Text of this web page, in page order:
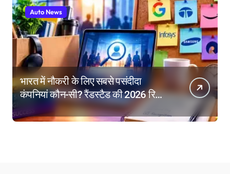
Auto News
भारत में नौकरी के लिए सबसे पसंदीदा
कंपनियां कौन-सी? रैंडस्टैड की 2026 रिपोर्ट
में गूगल नंबर-1